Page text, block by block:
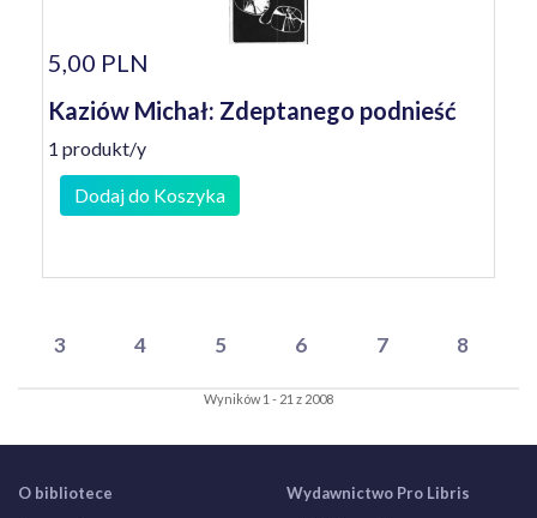
5,00 PLN
Kaziów Michał: Zdeptanego podnieść
1 produkt/y
Dodaj do Koszyka
3 4 5 6 7 8
Wyników 1 - 21 z 2008
O bibliotece
Wydawnictwo Pro Libris